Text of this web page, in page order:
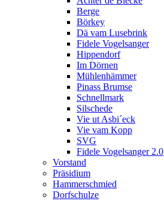
Berge
Börkey
Dä vam Lusebrink
Fidele Vogelsanger
Hippendorf
Im Dörnen
Mühlenhämmer
Pinass Brumse
Schnellmark
Silschede
Vie ut Asbi´eck
Vie vam Kopp
SVG
Fidele Vogelsanger 2.0
Vorstand
Präsidium
Hammerschmied
Dorfschulze